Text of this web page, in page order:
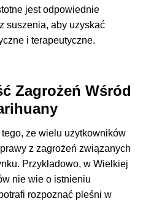
jest odpowiednie
suszenia, aby uzyskać
i terapeutyczne.
Zagrożeń Wśród
że wielu użytkowników
z zagrożeń związanych
Przykładowo, w Wielkiej
nie wie o istnieniu
rozpoznać pleśni w